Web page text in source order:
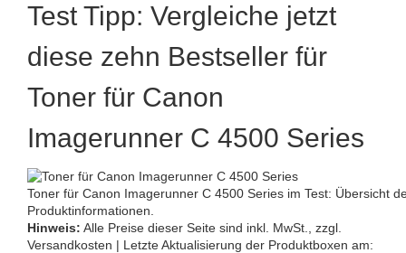
Test Tipp: Vergleiche jetzt
diese zehn Bestseller für
Toner für Canon
Imagerunner C 4500 Series
Toner für Canon Imagerunner C 4500 Series im Test: Übersicht
Produktinformationen.
Hinweis: Alle Preise dieser Seite sind inkl. MwSt., zzgl.
Versandkosten | Letzte Aktualisierung der Produktboxen am: